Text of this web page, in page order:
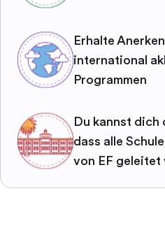
Erhalte
international
Programmen
Du kannst dich
dass alle
von EF geleitet